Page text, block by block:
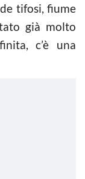
tifosi, fiume
già molto
c’è una